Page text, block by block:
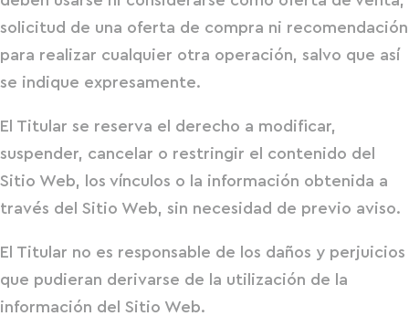
solicitud de una oferta de compra ni recomendación
para realizar cualquier otra operación, salvo que así
se indique expresamente.
El Titular se reserva el derecho a modificar,
suspender, cancelar o restringir el contenido del
Sitio Web, los vínculos o la información obtenida a
través del Sitio Web, sin necesidad de previo aviso.
El Titular no es responsable de los daños y perjuicios
que pudieran derivarse de la utilización de la
información del Sitio Web.